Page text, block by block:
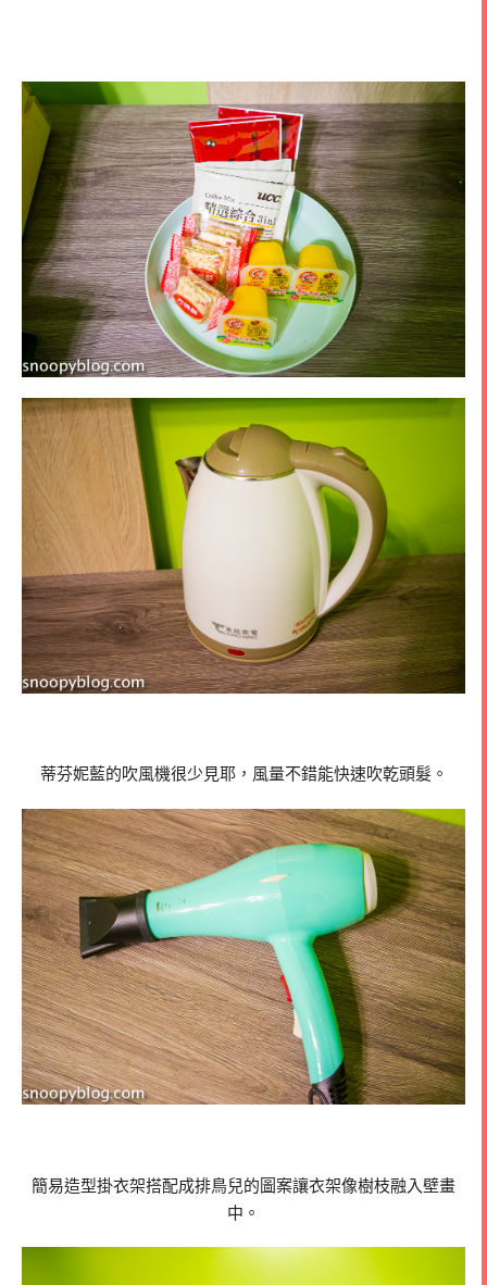
蒂芬妮藍的吹風機很少見耶，風量不錯能快速吹乾頭髮。
簡易造型掛衣架搭配成排鳥兒的圖案讓衣架像樹枝融入壁畫
中。